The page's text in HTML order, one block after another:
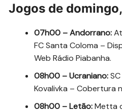
Jogos de
07h00 – Andorrano:
FC Santa Coloma –
Web Rádio Piabanha.
08h00 – Ucraniano:
Kovalivka – Cobertura
08h00 – Letão:Metta